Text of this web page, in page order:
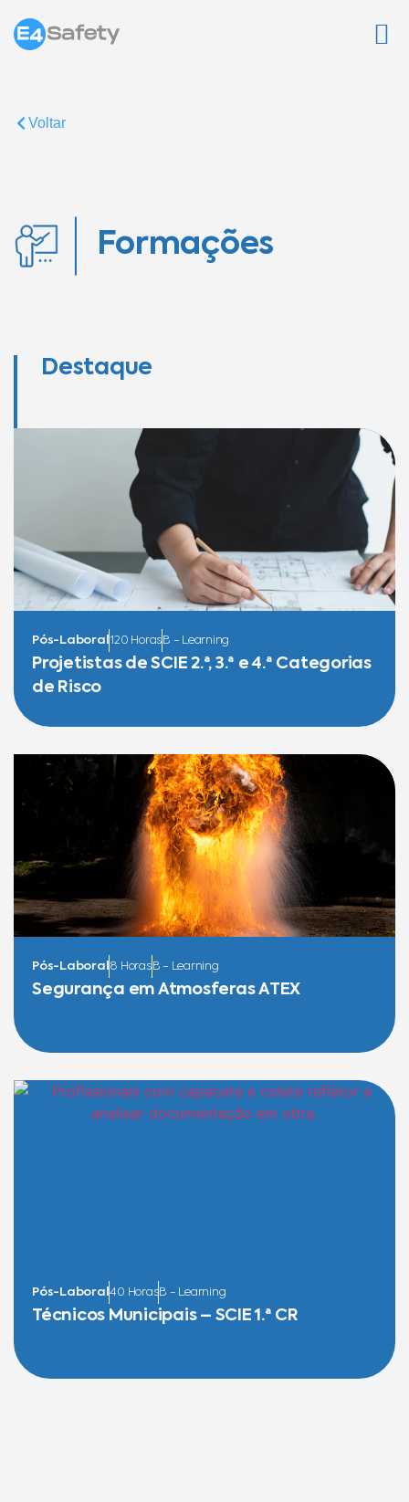
Voltar
Formações
Destaque
Pós-Laboral 120 Horas B - Learning
Projetistas de SCIE 2.ª, 3.ª e 4.ª Categorias
de Risco
Pós-Laboral 8 Horas B - Learning
Segurança em Atmosferas ATEX
Pós-Laboral 40 Horas B - Learning
Técnicos Municipais – SCIE 1.ª CR